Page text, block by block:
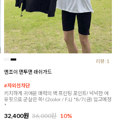
리뷰:1
엔조이 맨투맨 래쉬가드
#자외선차단
키치하게 귀여운 매력의 백 프린팅 포인트! 넉넉한 여
유핏으로 군살은 쏙! (2color / F,L) *8/7(금) 입고예정
*
32,400원 36,000원 10%